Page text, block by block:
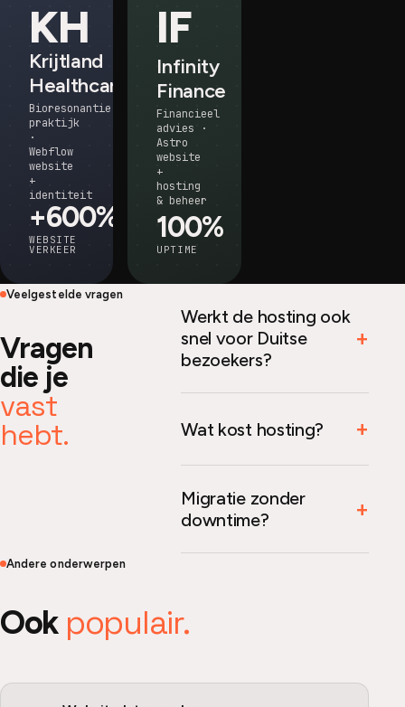
KH
Krijtland
Healthcare
Bioresonantie
praktijk
·
Webflow
website
+
identiteit
+600%
WEBSITE
VERKEER
IF
Infinity
Finance
Financieel
advies ·
Astro
website
+
hosting
& beheer
100%
UPTIME
Veelgestelde vragen
Vragen
die je
vast
hebt.
Werkt de hosting ook
snel voor Duitse
bezoekers?
Wat kost hosting?
Migratie zonder
downtime?
Andere onderwerpen
Ook populair.